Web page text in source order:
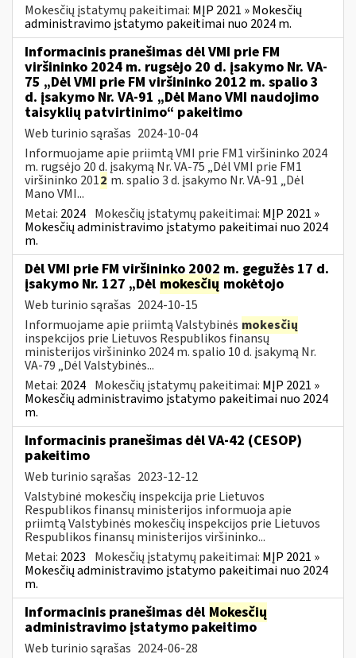
Mokesčių įstatymų pakeitimai: MĮP 2021 » Mokesčių
administravimo įstatymo pakeitimai nuo 2024 m.
Informacinis pranešimas dėl VMI prie FM
viršininko 2024 m. rugsėjo 20 d. įsakymo Nr. VA-
75 „Dėl VMI prie FM viršininko 2012 m. spalio 3
d. įsakymo Nr. VA-91 „Dėl Mano VMI naudojimo
taisyklių patvirtinimo“ pakeitimo
Web turinio sąrašas 2024-10-04
Informuojame apie priimtą VMI prie FM1 viršininko 2024
m. rugsėjo 20 d. įsakymą Nr. VA-75 „Dėl VMI prie FM1
viršininko 2012 m. spalio 3 d. įsakymo Nr. VA-91 „Dėl
Mano VMI...
Metai: 2024 Mokesčių įstatymų pakeitimai: MĮP 2021 »
Mokesčių administravimo įstatymo pakeitimai nuo 2024
m.
Dėl VMI prie FM viršininko 2002 m. gegužės 17 d.
įsakymo Nr. 127 „Dėl mokesčių mokėtojo
Web turinio sąrašas 2024-10-15
Informuojame apie priimtą Valstybinės mokesčių
inspekcijos prie Lietuvos Respublikos finansų
ministerijos viršininko 2024 m. spalio 10 d. įsakymą Nr.
VA-79 „Dėl Valstybinės...
Metai: 2024 Mokesčių įstatymų pakeitimai: MĮP 2021 »
Mokesčių administravimo įstatymo pakeitimai nuo 2024
m.
Informacinis pranešimas dėl VA-42 (CESOP)
pakeitimo
Web turinio sąrašas 2023-12-12
Valstybinė mokesčių inspekcija prie Lietuvos
Respublikos finansų ministerijos informuoja apie
priimtą Valstybinės mokesčių inspekcijos prie Lietuvos
Respublikos finansų ministerijos viršininko...
Metai: 2023 Mokesčių įstatymų pakeitimai: MĮP 2021 »
Mokesčių administravimo įstatymo pakeitimai nuo 2024
m.
Informacinis pranešimas dėl Mokesčių
administravimo įstatymo pakeitimo
Web turinio sąrašas 2024-06-28